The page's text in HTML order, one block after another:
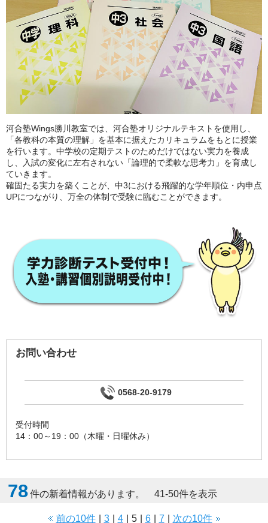
河合塾Wings勝川教室では、河合塾オリジナルテキストを使用し、
「各教科の本質の理解」を基本に据えたカリキュラムをもとに授業
を行います。中学校の定期テストのためだけではない実力を養成
し、入試の変化に左右されない「論理的で柔軟な思考力」を育成し
ていきます。
確固たる実力を築くことが、中3における飛躍的な学年順位・内申点
UPにつながり、万全の体制で受験に臨むことができます。
お問い合わせ
0568-20-9179
受付時間
14：00～19：00（木曜・日曜休み）
78件の新着情報があります。 41-50件を表示
前の10件 3 4 5 6 7 次の10件